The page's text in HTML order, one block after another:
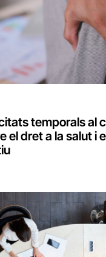
temporals al
el dret a la salut i